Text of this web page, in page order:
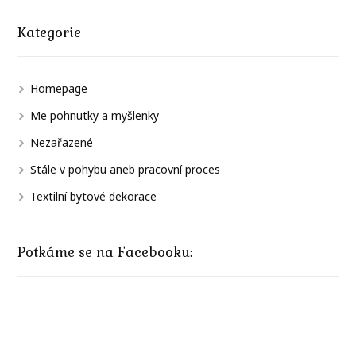
Kategorie
Homepage
Me pohnutky a myšlenky
Nezařazené
Stále v pohybu aneb pracovní proces
Textilní bytové dekorace
Potkáme se na Facebooku: